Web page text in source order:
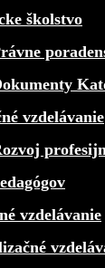
školstvo
vzdelávanie
vzdelávanie